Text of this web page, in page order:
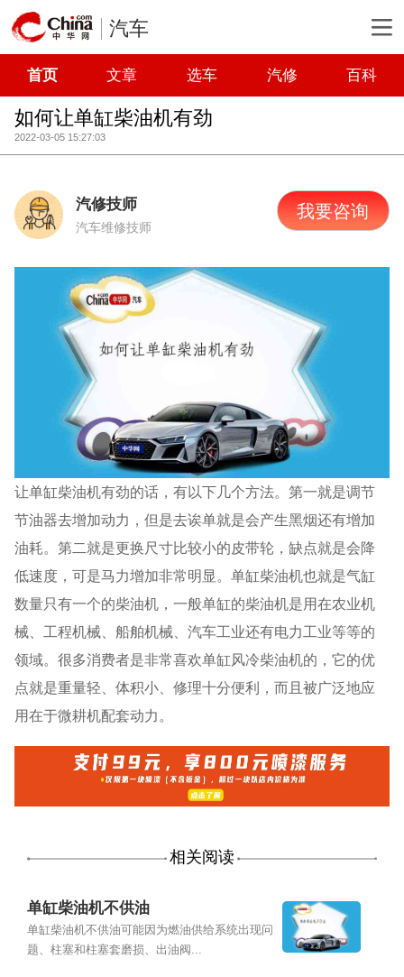
汽车
首页 文章 选车 汽修 百科
如何让单缸柴油机有劲
2022-03-05 15:27:03
汽修技师
汽车维修技师
我要咨询
让单缸柴油机有劲的话，有以下几个方法。第一就是调节
节油器去增加动力，但是去诶单就是会产生黑烟还有增加
油耗。第二就是更换尺寸比较小的皮带轮，缺点就是会降
低速度，可是马力增加非常明显。单缸柴油机也就是气缸
数量只有一个的柴油机，一般单缸的柴油机是用在农业机
械、工程机械、船舶机械、汽车工业还有电力工业等等的
领域。很多消费者是非常喜欢单缸风冷柴油机的，它的优
点就是重量轻、体积小、修理十分便利，而且被广泛地应
用在于微耕机配套动力。
相关阅读
单缸柴油机不供油
单缸柴油机不供油可能因为燃油供给系统出现问
题、柱塞和柱塞套磨损、出油阀...